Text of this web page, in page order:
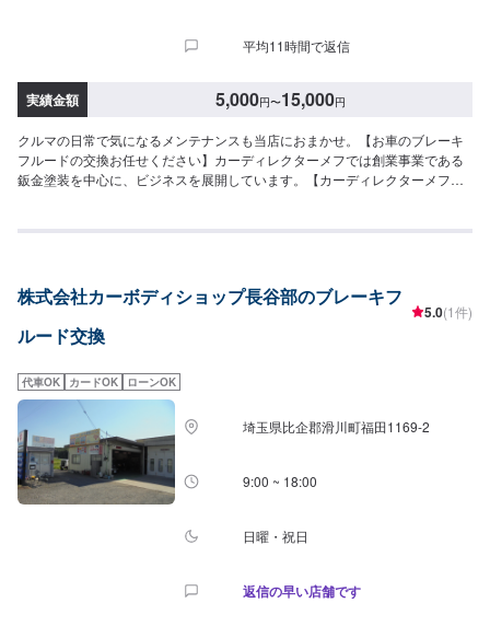
平均11時間で返信
実績金額 5,000円〜15,000円
クルマの日常で気になるメンテナンスも当店におまかせ。【お車のブレーキ
フルードの交換お任せください】カーディレクターメフでは創業事業である
鈑金塗装を中心に、ビジネスを展開しています。【カーディレクターメフの
ーツについて】パーツの持ち込み・ご購入も可能です。ご希望のお客様は車
となります【営業時間・定休日】営業時間:9:00〜20:00定休日
株式会社カーボディショップ長谷部のブレーキフ
ルード交換
5.0(1件)
代車OK カードOK ローンOK
埼玉県比企郡滑川町福田1169-2
9:00 ~ 18:00
日曜・祝日
返信の早い店舗です